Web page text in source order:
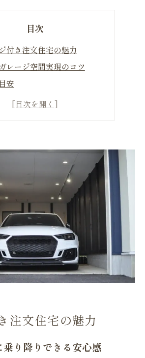
目次
付き注文住宅の魅力
レージ空間実現のコツ
安
注意点
注文住宅の魅力
乗り降りできる安心感